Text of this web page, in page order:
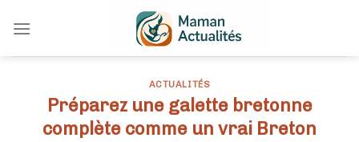
ACTUALITÉS
Préparez une galette bretonne
complète comme un vrai Breton